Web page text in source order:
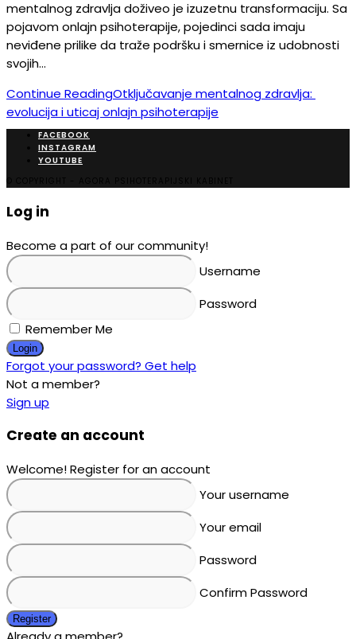
mentalnog zdravlja doživeo je izuzetnu transformaciju. Sa
pojavom onlajn psihoterapije, pojedinci sada imaju
neviđene prilike da traže podršku i smernice iz udobnosti
svojih…
Continue ReadingOtključavanje mentalnog zdravlja: ​​
evolucija i uticaj onlajn psihoterapije
FACEBOOK
INSTAGRAM
YOUTUBE
Log in
Become a part of our community!
Username
Password
Remember Me
Login
Forgot your password? Get help
Not a member?
Sign up
Create an account
Welcome! Register for an account
Your username
Your email
Password
Confirm Password
Register